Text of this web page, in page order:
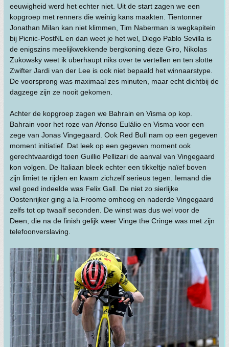
eeuwigheid werd het echter niet. Uit de start zagen we een
kopgroep met renners die weinig kans maakten. Tientonner
Jonathan Milan kan niet klimmen, Tim Naberman is wegkapitein
bij Picnic-PostNL en dan weet je het wel, Diego Pablo Sevilla is
de enigszins meelijkwekkende bergkoning deze Giro, Nikolas
Zukowsky weet ik uberhaupt niks over te vertellen en ten slotte
Zwifter Jardi van der Lee is ook niet bepaald het winnaarstype.
De voorsprong was maximaal zes minuten, maar echt dichtbij de
dagzege zijn ze nooit gekomen.
Achter de kopgroep zagen we Bahrain en Visma op kop.
Bahrain voor het roze van Afonso Eulálio en Visma voor een
zege van Jonas Vingegaard. Ook Red Bull nam op een gegeven
moment initiatief. Dat leek op een gegeven moment ook
gerechtvaardigd toen Guillio Pellizari de aanval van Vingegaard
kon volgen. De Italiaan bleek echter een tikkeltje naïef boven
zijn limiet te rijden en kwam zichzelf serieus tegen. Iemand die
wel goed indeelde was Felix Gall. De niet zo sierlijke
Oostenrijker ging a la Froome omhoog en naderde Vingegaard
zelfs tot op twaalf seconden. De winst was dus wel voor de
Deen, die na de finish gelijk weer Vinge the Cringe was met zijn
telefoonverslaving.